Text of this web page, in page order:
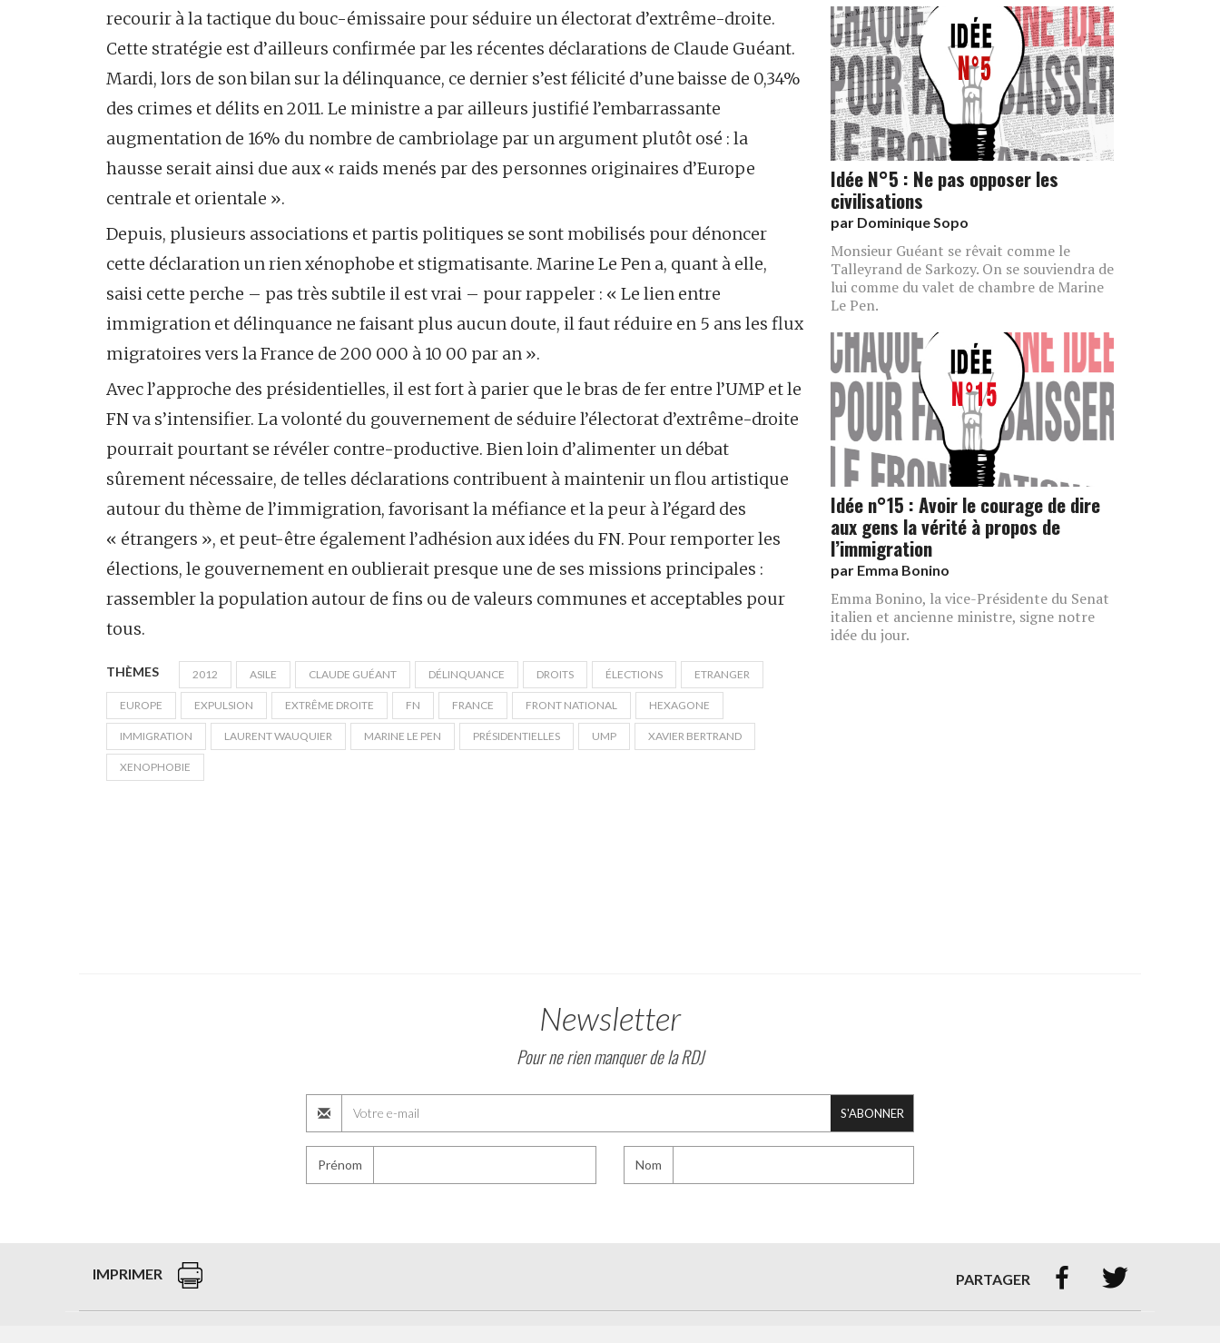
recourir à la tactique du bouc-émissaire pour séduire un électorat d’extrême-droite.
Cette stratégie est d’ailleurs confirmée par les récentes déclarations de Claude Guéant.
Mardi, lors de son bilan sur la délinquance, ce dernier s’est félicité d’une baisse de 0,34%
des crimes et délits en 2011. Le ministre a par ailleurs justifié l’embarrassante
augmentation de 16% du nombre de cambriolage par un argument plutôt osé : la
hausse serait ainsi due aux « raids menés par des personnes originaires d’Europe
centrale et orientale ».
Depuis, plusieurs associations et partis politiques se sont mobilisés pour dénoncer
cette déclaration un rien xénophobe et stigmatisante. Marine Le Pen a, quant à elle,
saisi cette perche – pas très subtile il est vrai – pour rappeler : « Le lien entre
immigration et délinquance ne faisant plus aucun doute, il faut réduire en 5 ans les flux
migratoires vers la France de 200 000 à 10 00 par an ».
Avec l’approche des présidentielles, il est fort à parier que le bras de fer entre l’UMP et le
FN va s’intensifier. La volonté du gouvernement de séduire l’électorat d’extrême-droite
pourrait pourtant se révéler contre-productive. Bien loin d’alimenter un débat
sûrement nécessaire, de telles déclarations contribuent à maintenir un flou artistique
autour du thème de l’immigration, favorisant la méfiance et la peur à l’égard des
« étrangers », et peut-être également l’adhésion aux idées du FN. Pour remporter les
élections, le gouvernement en oublierait presque une de ses missions principales :
rassembler la population autour de fins ou de valeurs communes et acceptables pour
tous.
THÈMES 2012 ASILE CLAUDE GUÉANT DÉLINQUANCE DROITS ÉLECTIONS ETRANGER
EUROPE EXPULSION EXTRÊME DROITE FN FRANCE FRONT NATIONAL HEXAGONE
IMMIGRATION LAURENT WAUQUIER MARINE LE PEN PRÉSIDENTIELLES UMP XAVIER BERTRAND
XENOPHOBIE
Idée N°5 : Ne pas opposer les
civilisations
par Dominique Sopo
Monsieur Guéant se rêvait comme le
Talleyrand de Sarkozy. On se souviendra de
lui comme du valet de chambre de Marine
Le Pen.
Idée n°15 : Avoir le courage de dire
aux gens la vérité à propos de
l’immigration
par Emma Bonino
Emma Bonino, la vice-Présidente du Senat
italien et ancienne ministre, signe notre
idée du jour.
Newsletter
Pour ne rien manquer de la RDJ
S'ABONNER
Prénom Nom
IMPRIMER PARTAGER  